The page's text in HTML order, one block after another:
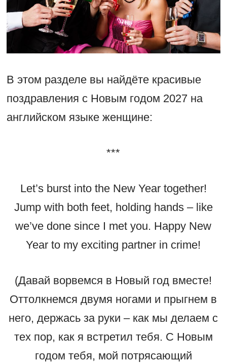
В этом разделе вы найдёте красивые
поздравления с Новым годом 2027 на
английском языке женщине:
***
Let’s burst into the New Year together!
Jump with both feet, holding hands – like
we’ve done since I met you. Happy New
Year to my exciting partner in crime!
(Давай ворвемся в Новый год вместе!
Оттолкнемся двумя ногами и прыгнем в
него, держась за руки – как мы делаем с
тех пор, как я встретил тебя. С Новым
годом тебя, мой потрясающий